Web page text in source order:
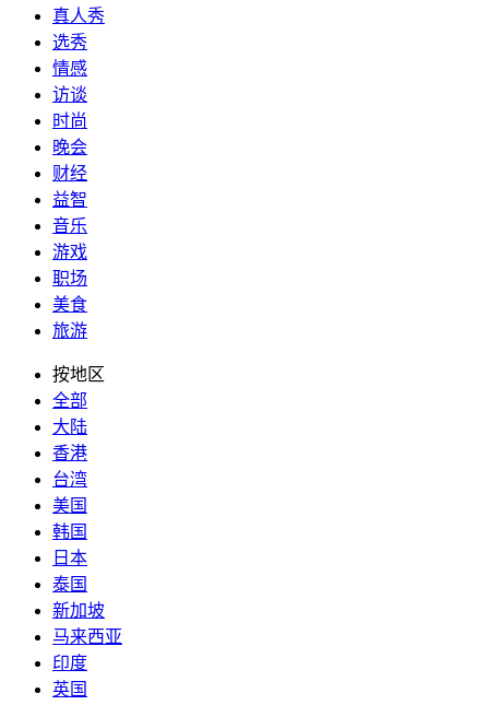
真人秀
选秀
情感
访谈
时尚
晚会
财经
益智
音乐
游戏
职场
美食
旅游
按地区
全部
大陆
香港
台湾
美国
韩国
日本
泰国
新加坡
马来西亚
印度
英国